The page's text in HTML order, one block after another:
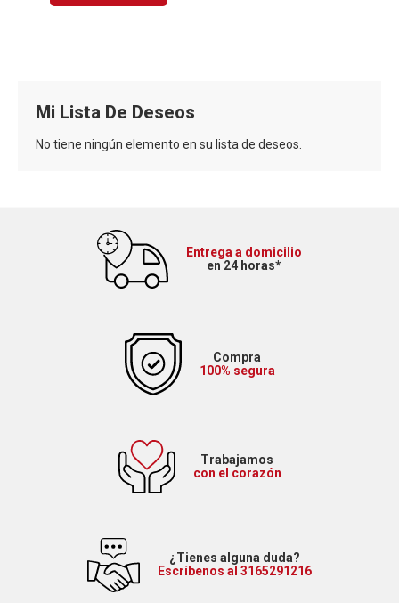
Mi Lista De Deseos
No tiene ningún elemento en su lista de deseos.
Entrega a domicilio
en 24 horas*
Compra
100% segura
Trabajamos
con el corazón
¿Tienes alguna duda?
Escríbenos al 3165291216